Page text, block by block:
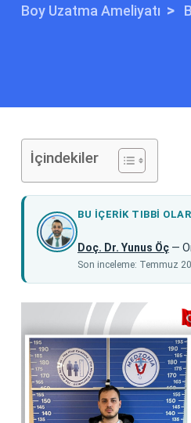
Boy Uzatma Ameliyatı >
İçindekiler
BU IÇERIK TIBBI
Doç. Dr. Yunus Öç —
Son inceleme: Temmuz